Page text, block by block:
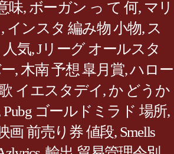
味, ボーガン っ て 何, マリ
, インスタ 編み物 小物, ス
気,Jリーグ オールスタ
, 木南 予想 皐月賞,ハロー
イエスタデイ, か どうか
Pubg ゴールドミラド 場所,
画 前売り券 値段, Smells